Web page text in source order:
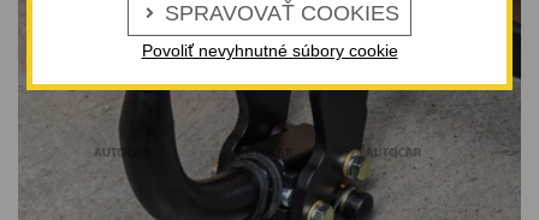
 SPRAVOVAŤ COOKIES
Povoliť nevyhnutné súbory cookie